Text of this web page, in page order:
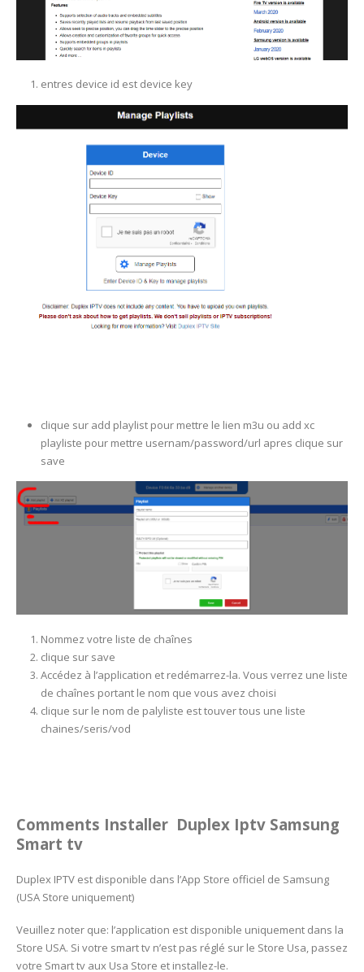
entres device id est device key
clique sur add playlist pour mettre le lien m3u ou add xc
playliste pour mettre usernam/password/url apres clique sur
save
Nommez votre liste de chaînes
clique sur save
Accédez à l’application et redémarrez-la. Vous verrez une liste
de chaînes portant le nom que vous avez choisi
clique sur le nom de palyliste est touver tous une liste
chaines/seris/vod
Comments Installer Duplex Iptv Samsung
Smart tv
Duplex IPTV est disponible dans l’App Store officiel de Samsung
(USA Store uniquement)
Veuillez noter que: l’application est disponible uniquement dans la
Store USA. Si votre smart tv n’est pas réglé sur le Store Usa, passez
votre Smart tv aux Usa Store et installez-le.